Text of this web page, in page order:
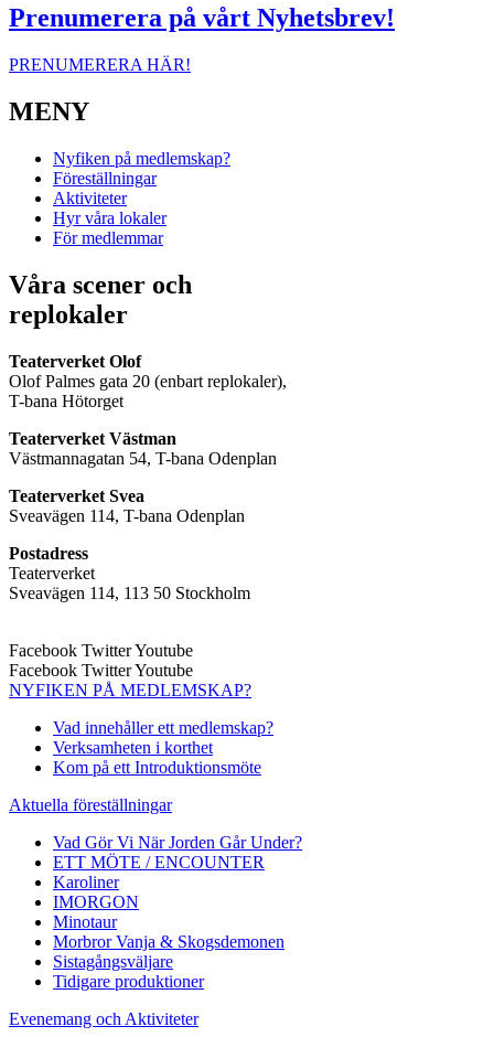
Prenumerera på vårt Nyhetsbrev!
PRENUMERERA HÄR!
MENY
Nyfiken på medlemskap?
Föreställningar
Aktiviteter
Hyr våra lokaler
För medlemmar
Våra scener och
replokaler
Teaterverket Olof
Olof Palmes gata 20 (enbart replokaler),
T-bana Hötorget
Teaterverket Västman
Västmannagatan 54, T-bana Odenplan
Teaterverket Svea
Sveavägen 114, T-bana Odenplan
Postadress
Teaterverket
Sveavägen 114, 113 50 Stockholm
Facebook TwitterYoutube
Facebook TwitterYoutube
NYFIKEN PÅ MEDLEMSKAP?
Vad innehåller ett medlemskap?
Verksamheten i korthet
Kom på ett Introduktionsmöte
Aktuella föreställningar
Vad Gör Vi När Jorden Går Under?
ETT MÖTE / ENCOUNTER
Karoliner
IMORGON
Minotaur
Morbror Vanja & Skogsdemonen
Sistagångsväljare
Tidigare produktioner
Evenemang och Aktiviteter